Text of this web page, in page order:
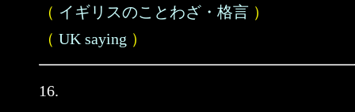
（ イギリスのことわざ・格言 ）
（ UK saying ）
16.